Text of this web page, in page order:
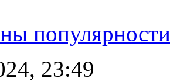
23:49